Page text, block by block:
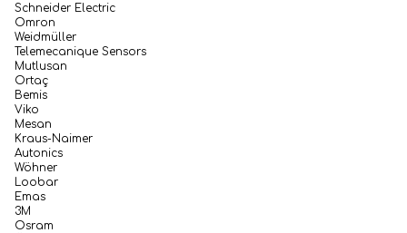
Schneider Electric
Omron
Weidmüller
Telemecanique Sensors
Mutlusan
Ortaç
Bemis
Viko
Mesan
Kraus-Naimer
Autonics
Wöhner
Loobar
Emas
3M
Osram